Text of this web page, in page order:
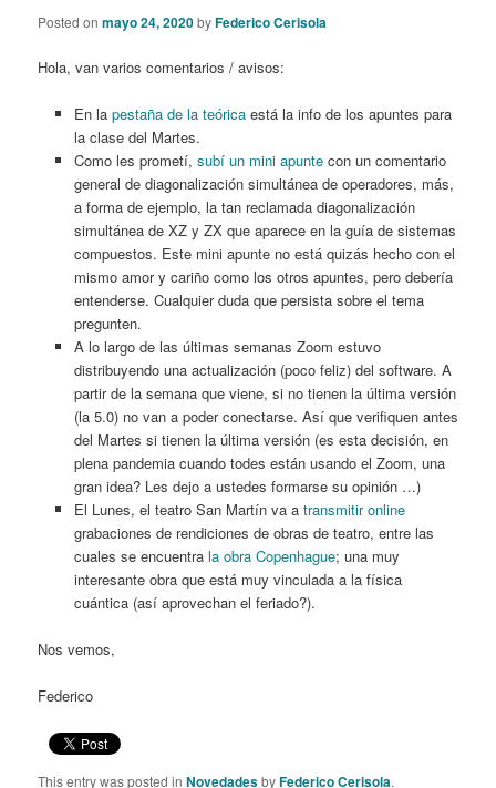
Posted onmayo 24, 2020byFederico Cerisola
Hola, van varios comentarios / avisos:
En la pestaña de la teóricaestá la info de los apuntes para
la clase del Martes.
Como les prometí, subí un mini apuntecon un comentario
general de diagonalización simultánea de operadores, más,
a forma de ejemplo, la tan reclamada diagonalización
simultánea de XZ y ZX que aparece en la guía de sistemas
compuestos. Este mini apunte no está quizás hecho con el
mismo amor y cariño como los otros apuntes, pero debería
entenderse. Cualquier duda que persista sobre el tema
pregunten.
A lo largo de las últimas semanas Zoom estuvo
distribuyendo una actualización (poco feliz) del software. A
partir de la semana que viene, si no tienen la última versión
(la 5.0) no van a poder conectarse. Así que verifiquen antes
del Martes si tienen la última versión (es esta decisión, en
plena pandemia cuando todes están usando el Zoom, una
gran idea? Les dejo a ustedes formarse su opinión …)
El Lunes, el teatro San Martín va a transmitir online
grabaciones de rendiciones de obras de teatro, entre las
cuales se encuentra la obra Copenhague; una muy
interesante obra que está muy vinculada a la física
cuántica (así aprovechan el feriado?).
Nos vemos,
Federico
This entry was posted inNovedadesbyFederico Cerisola.